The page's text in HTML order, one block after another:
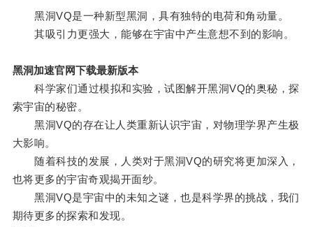
黑洞VQ是一种新型黑洞，具有独特的电荷和角动量。
其吸引力更强大，能够在宇宙中产生意想不到的影响。
黑洞加速官网下载最新版本
科学家们通过模拟和实验，试图解开黑洞VQ的奥秘，探
索宇宙的秘密。
黑洞VQ的存在让人类重新认识宇宙，对物理学界产生极
大影响。
随着科技的发展，人类对于黑洞VQ的研究将更加深入，
也将更多的宇宙奇观揭开面纱。
黑洞VQ是宇宙中的未知之谜，也是科学界的挑战，我们
期待更多的探索和发现。